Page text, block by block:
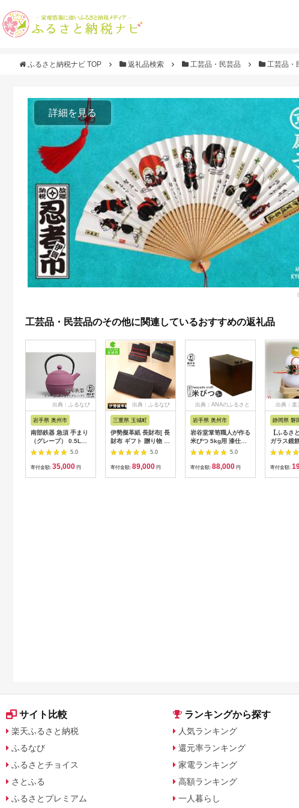
ふるさと納税ナビ TOP 返礼品検索 工芸品・民芸品 工芸品・
詳細を見る
工芸品・民芸品のその他に関連しているおすすめの返礼品
出典：ふるなび
岩手県 奥州市
南部鉄器 急須 手まり
（グレープ） 0.5L
【及春鋳造所 作】 伝
統工芸品 キッチン用
品 食器 日用品 雑貨
5.0
寄付金額: 35,000 円
出典：ふるなび
三重県 玉城町
伊勢擬革紙 長財布[ 長
財布 ギフト 贈り物 お
祝い 擬革紙 和紙 伝統
工芸 伊勢 三重県 黄緑
朱 200mm×18mm 参
5.0
寄付金額: 89,000 円
出典：ANAのふるさと
岩手県 奥州市
岩谷堂箪笥職人が作る
米びつ 5kg用 漆仕上
げ Iwayado craft 伝
統工芸品 和家具 イン
テリア 日本製（岩手
5.0
寄付金額: 88,000 円
出典：楽
静岡県 磐
【ふるさ
ガラス鏡
台付_ 鏡
物 かがみ
ス がらす
寄付金額:
サイト比較
楽天ふるさと納税
ふるなび
ふるさとチョイス
さとふる
ふるさとプレミアム
ランキングから探す
人気ランキング
還元率ランキング
家電ランキング
高額ランキング
一人暮らし